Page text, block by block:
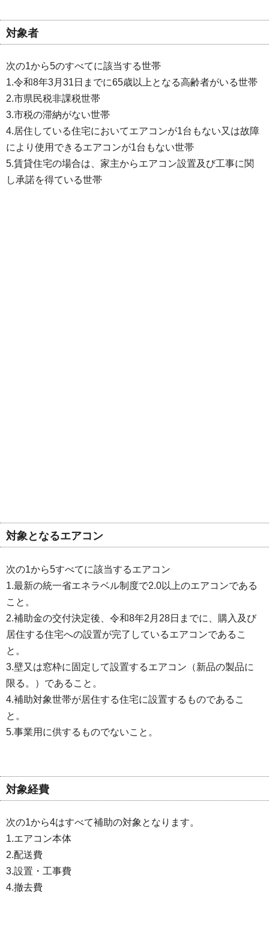
対象者
次の1から5のすべてに該当する世帯
1.令和8年3月31日までに65歳以上となる高齢者がいる世帯
2.市県民税非課税世帯
3.市税の滞納がない世帯
4.居住している住宅においてエアコンが1台もない又は故障
により使用できるエアコンが1台もない世帯
5.賃貸住宅の場合は、家主からエアコン設置及び工事に関
し承諾を得ている世帯
対象となるエアコン
次の1から5すべてに該当するエアコン
1.最新の統一省エネラベル制度で2.0以上のエアコンである
こと。
2.補助金の交付決定後、令和8年2月28日までに、購入及び
居住する住宅への設置が完了しているエアコンであるこ
と。
3.壁又は窓枠に固定して設置するエアコン（新品の製品に
限る。）であること。
4.補助対象世帯が居住する住宅に設置するものであるこ
と。
5.事業用に供するものでないこと。
対象経費
次の1から4はすべて補助の対象となります。
1.エアコン本体
2.配送費
3.設置・工事費
4.撤去費